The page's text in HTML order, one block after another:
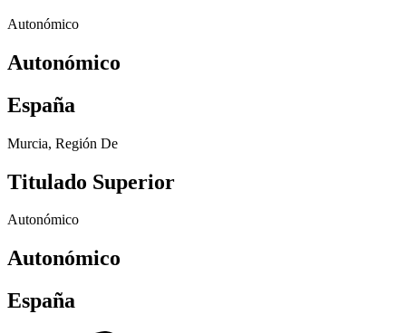
Autonómico
Autonómico
España
Murcia, Región De
Titulado Superior
Autonómico
Autonómico
España